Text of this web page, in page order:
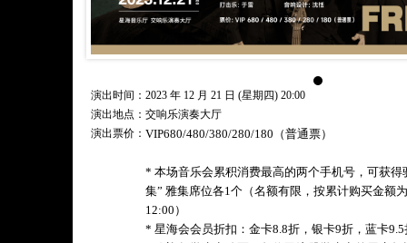
演出时间：2023 年 12 月 21 日 (星期四) 20:00
演出地点：交响乐演奏大厅
演出票价： VIP680/480/380/280/180（普通票）
* 本场音乐会累积消费最高的两个手机号，可获得
集” 雅集席位各1个（名额有限，按累计购买金额
12:00）
* 星海会会员折扣：金卡8.8折，银卡9折，蓝卡9.5